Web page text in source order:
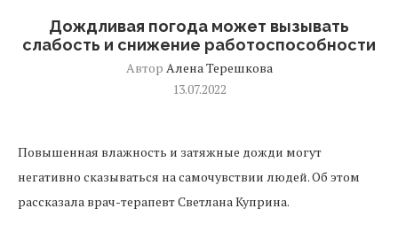
Дождливая погода может вызывать
слабость и снижение работоспособности
Автор Алена Терешкова
13.07.2022
Повышенная влажность и затяжные дожди могут
негативно сказываться на самочувствии людей. Об этом
рассказала врач-терапевт Светлана Куприна.